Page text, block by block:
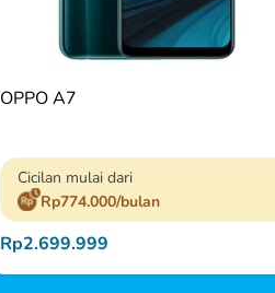
OPPO A7
Cicilan mulai dari
Rp774.000/bulan
Rp2.699.999